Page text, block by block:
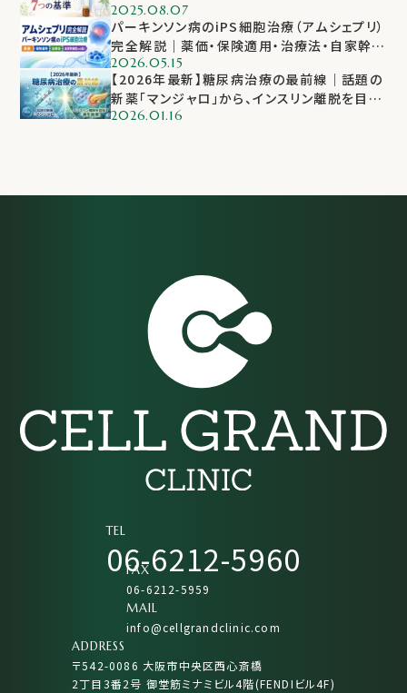
2025.08.07
パーキンソン病のiPS細胞治療（アムシェプリ）
完全解説｜薬価・保険適用・治療法・自家幹細
胞との違い【2026年医師監修】
2026.05.15
【2026年最新】糖尿病治療の最前線｜話題の
新薬「マンジャロ」から、インスリン離脱を目指
す「再生医療」まで
2026.01.16
TEL
06-6212-5960
FAX
06-6212-5959
MAIL
info@cellgrandclinic.com
ADDRESS
〒542-0086 大阪市中央区西心斎橋
2丁目3番2号 御堂筋ミナミビル4階(FENDIビル4F)